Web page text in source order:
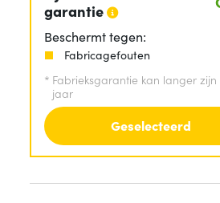
garantie
Beschermt tegen:
Fabricagefouten
* Fabrieksgarantie kan langer
jaar
Geselecteerd